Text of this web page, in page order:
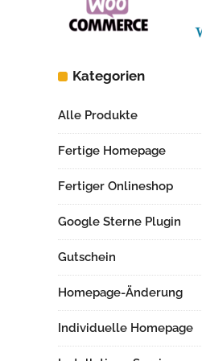
Kategorien
Alle Produkte
Fertige Homepage
Fertiger Onlineshop
Google Sterne Plugin
Gutschein
Homepage-Änderung
Individuelle Homepage